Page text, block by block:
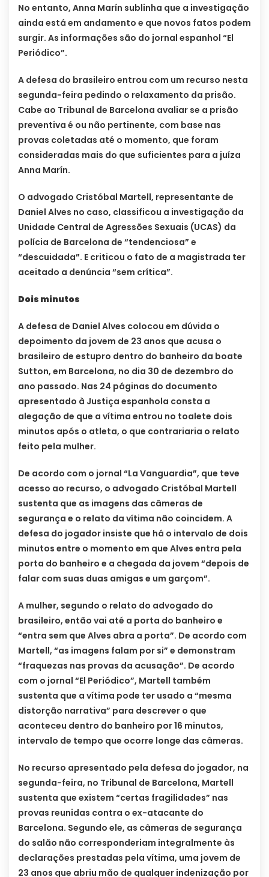
No entanto, Anna Marín sublinha que a investigação
ainda está em andamento e que novos fatos podem
surgir. As informações são do jornal espanhol “El
Periódico”.
A defesa do brasileiro entrou com um recurso nesta
segunda-feira pedindo o relaxamento da prisão.
Cabe ao Tribunal de Barcelona avaliar se a prisão
preventiva é ou não pertinente, com base nas
provas coletadas até o momento, que foram
consideradas mais do que suficientes para a juíza
Anna Marín.
O advogado Cristóbal Martell, representante de
Daniel Alves no caso, classificou a investigação da
Unidade Central de Agressões Sexuais (UCAS) da
polícia de Barcelona de “tendenciosa” e
“descuidada”. E criticou o fato de a magistrada ter
aceitado a denúncia “sem crítica”.
Dois minutos
A defesa de Daniel Alves colocou em dúvida o
depoimento da jovem de 23 anos que acusa o
brasileiro de estupro dentro do banheiro da boate
Sutton, em Barcelona, no dia 30 de dezembro do
ano passado. Nas 24 páginas do documento
apresentado à Justiça espanhola consta a
alegação de que a vítima entrou no toalete dois
minutos após o atleta, o que contrariaria o relato
feito pela mulher.
De acordo com o jornal “La Vanguardia”, que teve
acesso ao recurso, o advogado Cristóbal Martell
sustenta que as imagens das câmeras de
segurança e o relato da vítima não coincidem. A
defesa do jogador insiste que há o intervalo de dois
minutos entre o momento em que Alves entra pela
porta do banheiro e a chegada da jovem “depois de
falar com suas duas amigas e um garçom”.
A mulher, segundo o relato do advogado do
brasileiro, então vai até a porta do banheiro e
“entra sem que Alves abra a porta”. De acordo com
Martell, “as imagens falam por si” e demonstram
“fraquezas nas provas da acusação”. De acordo
com o jornal “El Periódico”, Martell também
sustenta que a vítima pode ter usado a “mesma
distorção narrativa” para descrever o que
aconteceu dentro do banheiro por 16 minutos,
intervalo de tempo que ocorre longe das câmeras.
No recurso apresentado pela defesa do jogador, na
segunda-feira, no Tribunal de Barcelona, Martell
sustenta que existem “certas fragilidades” nas
provas reunidas contra o ex-atacante do
Barcelona. Segundo ele, as câmeras de segurança
do salão não corresponderiam integralmente às
declarações prestadas pela vítima, uma jovem de
23 anos que abriu mão de qualquer indenização por